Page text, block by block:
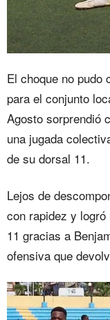
El choque no pudo
para el conjunto
Agosto sorprendió
una jugada
de su dorsal 11.
Lejos de
con rapidez y
11 gracias a
ofensiva que